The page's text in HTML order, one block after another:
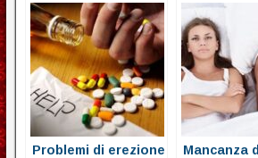
Problemi di erezione
Mancanza